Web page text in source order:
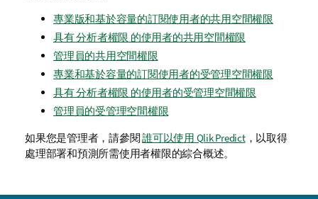
專業版和基於容量的訂閱使用者的共用空間權限
具有 分析者權限 的使用者的共用空間權限
管理員的共用空間權限
專業和基於容量的訂閱使用者的受管理空間權限
具有 分析者權限 的使用者的受管理空間權限
管理員的受管理空間權限
如果您是管理者，請參閱誰可以使用 Qlik Predict，以取得
處理部署和預測所需使用者權限的綜合概述。